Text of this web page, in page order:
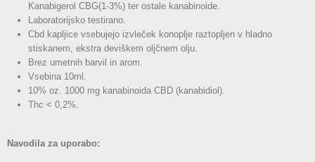
Kanabigerol CBG(1-3%) ter ostale kanabinoide.
Laboratorijsko testirano.
Cbd kapljice vsebujejo izvleček konoplje raztopljen v hladno
stiskanem, ekstra deviškem oljčnem olju.
Brez umetnih barvil in arom.
Vsebina 10ml.
10% oz. 1000 mg kanabinoida CBD (kanabidiol).
Thc < 0,2%.
Navodila za uporabo: